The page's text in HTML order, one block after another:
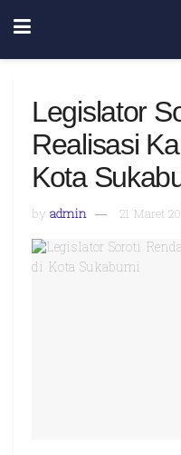
Legislator
Realisasi
Kota
by admin 21 Maret